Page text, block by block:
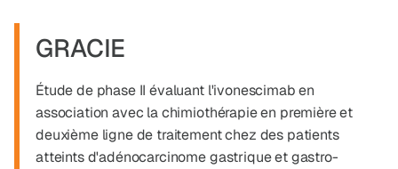
GRACIE
Étude de phase II évaluant l'ivonescimab en
association avec la chimiothérapie en première et
deuxième ligne de traitement chez des patients
atteints d'adénocarcinome gastrique et gastro-